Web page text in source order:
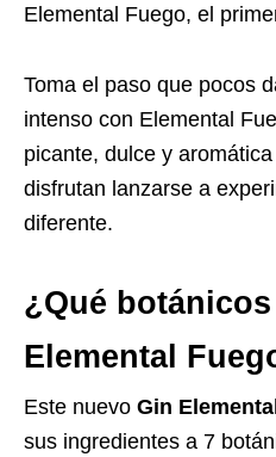
Elemental Fuego, el
Toma el paso que pocos
intenso con Elemental
picante, dulce y
disfrutan lanzarse a
diferente.
¿Qué
Elemental
Este nuevo Gin
sus ingredientes a 7